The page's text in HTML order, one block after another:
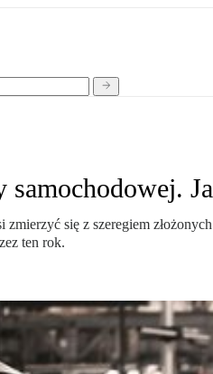
zmierzyć się z szeregiem
ten rok.